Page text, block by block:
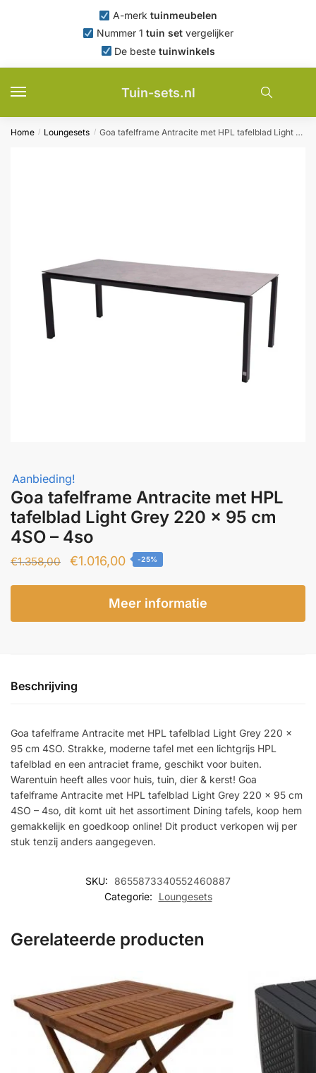
A-merk tuinmeubelen
Nummer 1 tuin set vergelijker
De bestetuinwinkels
Tuin-sets.nl
Home / Loungesets / Goa tafelframe Antracite met HPL tafelblad Light Grey 220 x 95 cm 4SO – 4so
Aanbieding!
Goa tafelframe Antracite met HPL
tafelblad Light Grey 220 x 95 cm
4SO – 4so
€1.358,00
Oorspronkelijke
€1.358,00.
€1.016,00Huidige
is:
€1.016,00.
-25%
Meer informatie
Beschrijving
Goa tafelframe Antracite met HPL tafelblad Light Grey 220 x
95 cm 4SO. Strakke, moderne tafel met een lichtgrijs HPL
tafelblad en een antraciet frame, geschikt voor buiten.
Warentuin heeft alles voor huis, tuin, dier & kerst! Goa
tafelframe Antracite met HPL tafelblad Light Grey 220 x 95 cm
4SO – 4so, dit komt uit het assortiment Dining tafels, koop hem
gemakkelijk en goedkoop online! Dit product verkopen wij per
stuk tenzij anders aangegeven.
SKU:
8655873340552460887
Categorie:
Loungesets
Gerelateerde producten